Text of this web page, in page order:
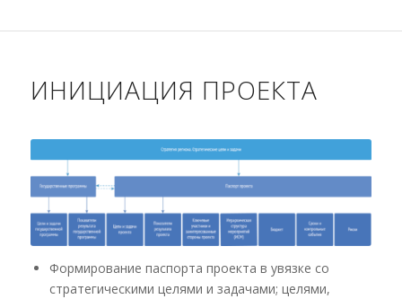
ИНИЦИАЦИЯ ПРОЕКТА
Формирование паспорта проекта в увязке со
стратегическими целями и задачами; целями,